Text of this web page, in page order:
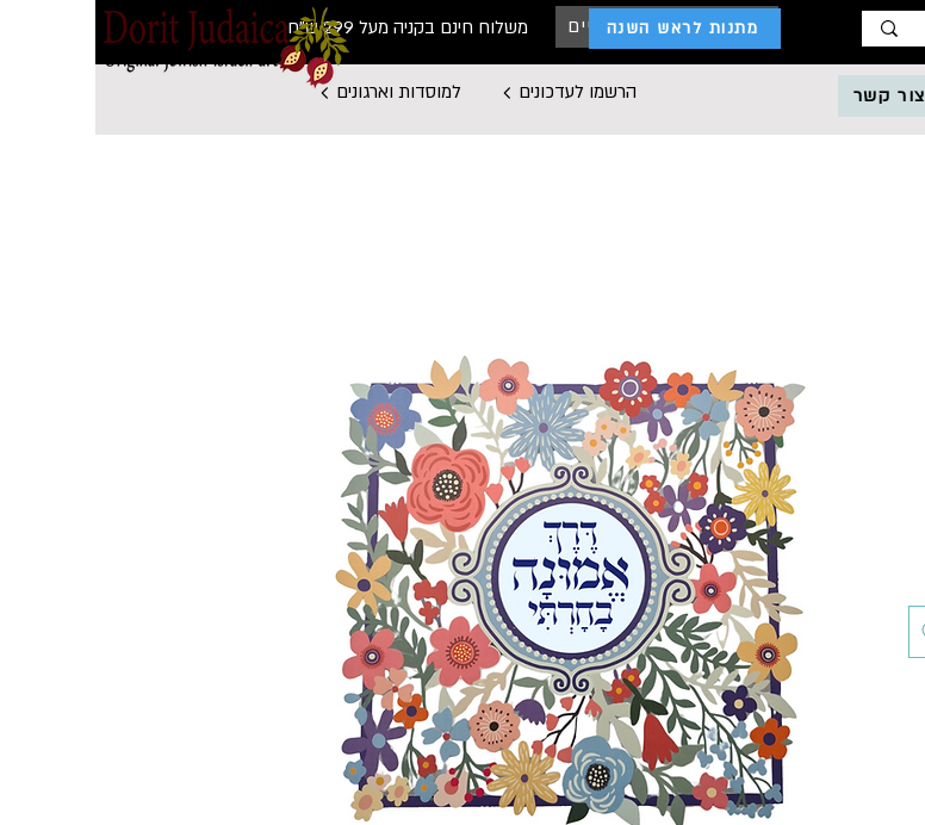
כניסת לקוחות עסקיים משלוח חינם בקניה מעל 299 ש"ח מתנות לראש השנה
הרשמו לעדכונים למוסדות וארגונים צור קשר